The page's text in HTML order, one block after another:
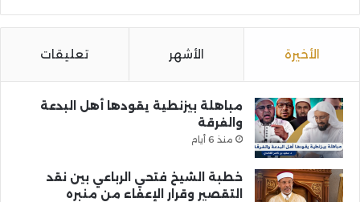
الأخيرة الأشهر تعليقات
مباهلة بيزنطية يقودها أهل البدعة
والفرقة
منذ 6 أيام
خطبة الشيخ فتحي الرباعي بين نقد
التقصير وقرار الإعفاء من منبره